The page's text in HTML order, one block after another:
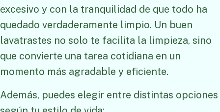
excesivo y con la tranquilidad de que todo ha
quedado verdaderamente limpio. Un buen
lavatrastes no solo te facilita la limpieza, sino
que convierte una tarea cotidiana en un
momento más agradable y eficiente.
Además, puedes elegir entre distintas opciones